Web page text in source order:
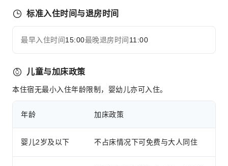
24小时前台
急救包
灭火器
烟雾报警器
无障碍设施
展开全部
标准入住时间与退房时间
最早入住时间15:00最晚退房时间 11:00
儿童与加床政策
本住宿无最小入住年龄限制，婴幼儿亦可入住。
年龄 加床政策
婴儿2岁及以下 不占床情况下可免费与大人同住